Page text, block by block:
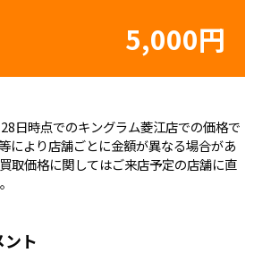
5,000円
日時点でのキングラム菱江店での価格で
により店舗ごとに金額が異なる場合があ
取価格に関してはご来店予定の店舗に直
ト